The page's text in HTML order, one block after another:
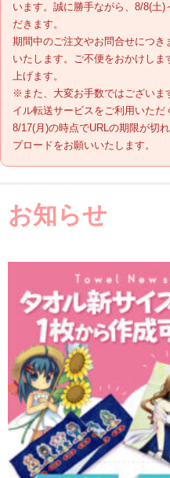
商品一覧
ご注文の流れ
納期について
送料・お支払い方法
います。誠に勝手ながら、8/8(土
だきます。
期間中のご注文やお問合せにつき
いたします。ご不便をおかけし
上げます。
※また、大変お手数ではございま
イル転送サービスをご利用いただ
8/17(月)の時点でURLの期限が切
プロードをお願いいたします。
お知らせ